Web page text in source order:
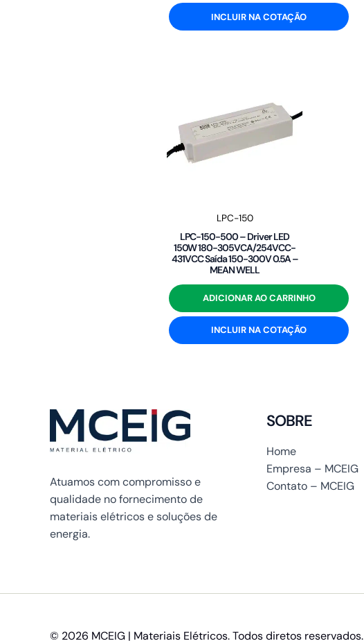
INCLUIR NA COTAÇÃO
LPC-150
LPC-150-500 – Driver LED
150W 180-305VCA/254VCC-
431VCC Saída 150-300V 0.5A –
MEAN WELL
ADICIONAR AO CARRINHO
INCLUIR NA COTAÇÃO
Atuamos com compromisso e
qualidade no fornecimento de
materiais elétricos e soluções de
energia.
SOBRE
Home
Empresa – MCEIG
Contato – MCEIG
© 2026 MCEIG | Materiais Elétricos. Todos diretos reservados.